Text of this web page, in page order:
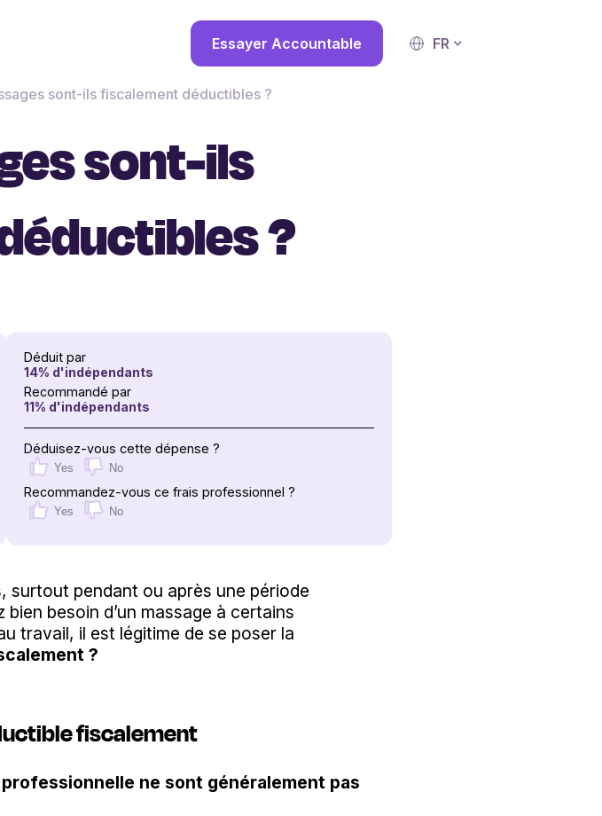
Essayer Accountable FR
sont-ils fiscalement déductibles ?
sont-ils
?
Déduit par
14% d'indépendants
Recommandé par
11% d'indépendants
Déduisez-vous cette dépense ?
Yes No
Recommandez-vous ce frais professionnel ?
Yes No
surtout pendant ou après une période
besoin d’un massage à certains
travail, il est légitime de se poser la
?
fiscalement
ne sont généralement pas